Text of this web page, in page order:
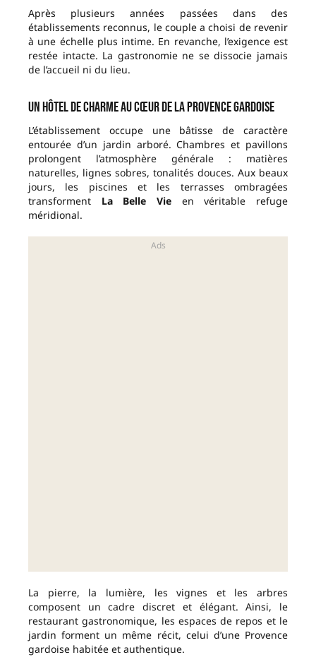
Après plusieurs années passées dans des
établissements reconnus, le couple a choisi de revenir
à une échelle plus intime. En revanche, l’exigence est
restée intacte. La gastronomie ne se dissocie jamais
de l’accueil ni du lieu.
Un hôtel de charme au cœur de la Provence gardoise
L’établissement occupe une bâtisse de caractère
entourée d’un jardin arboré. Chambres et pavillons
prolongent l’atmosphère générale : matières
naturelles, lignes sobres, tonalités douces. Aux beaux
jours, les piscines et les terrasses ombragées
transforment La Belle Vie en véritable refuge
méridional.
La pierre, la lumière, les vignes et les arbres
composent un cadre discret et élégant. Ainsi, le
restaurant gastronomique, les espaces de repos et le
jardin forment un même récit, celui d’une Provence
gardoise habitée et authentique.